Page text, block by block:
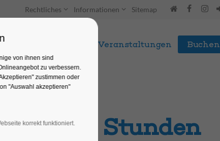
Rechtliches Informationen Sitemap
& Erleben Veranstaltungen Buchen
2,0 Stunden
von ihnen sind
zu verbessern.
zustimmen oder
"Auswahl akzeptieren"
korrekt funktioniert.